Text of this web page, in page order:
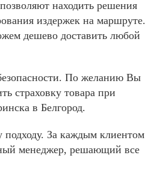
находить решения
издержек на маршруте.
дешево доставить любой
По желанию Вы
страховку товара при
в Белгород.
подходу. За каждым клиентом
менеджер, решающий все